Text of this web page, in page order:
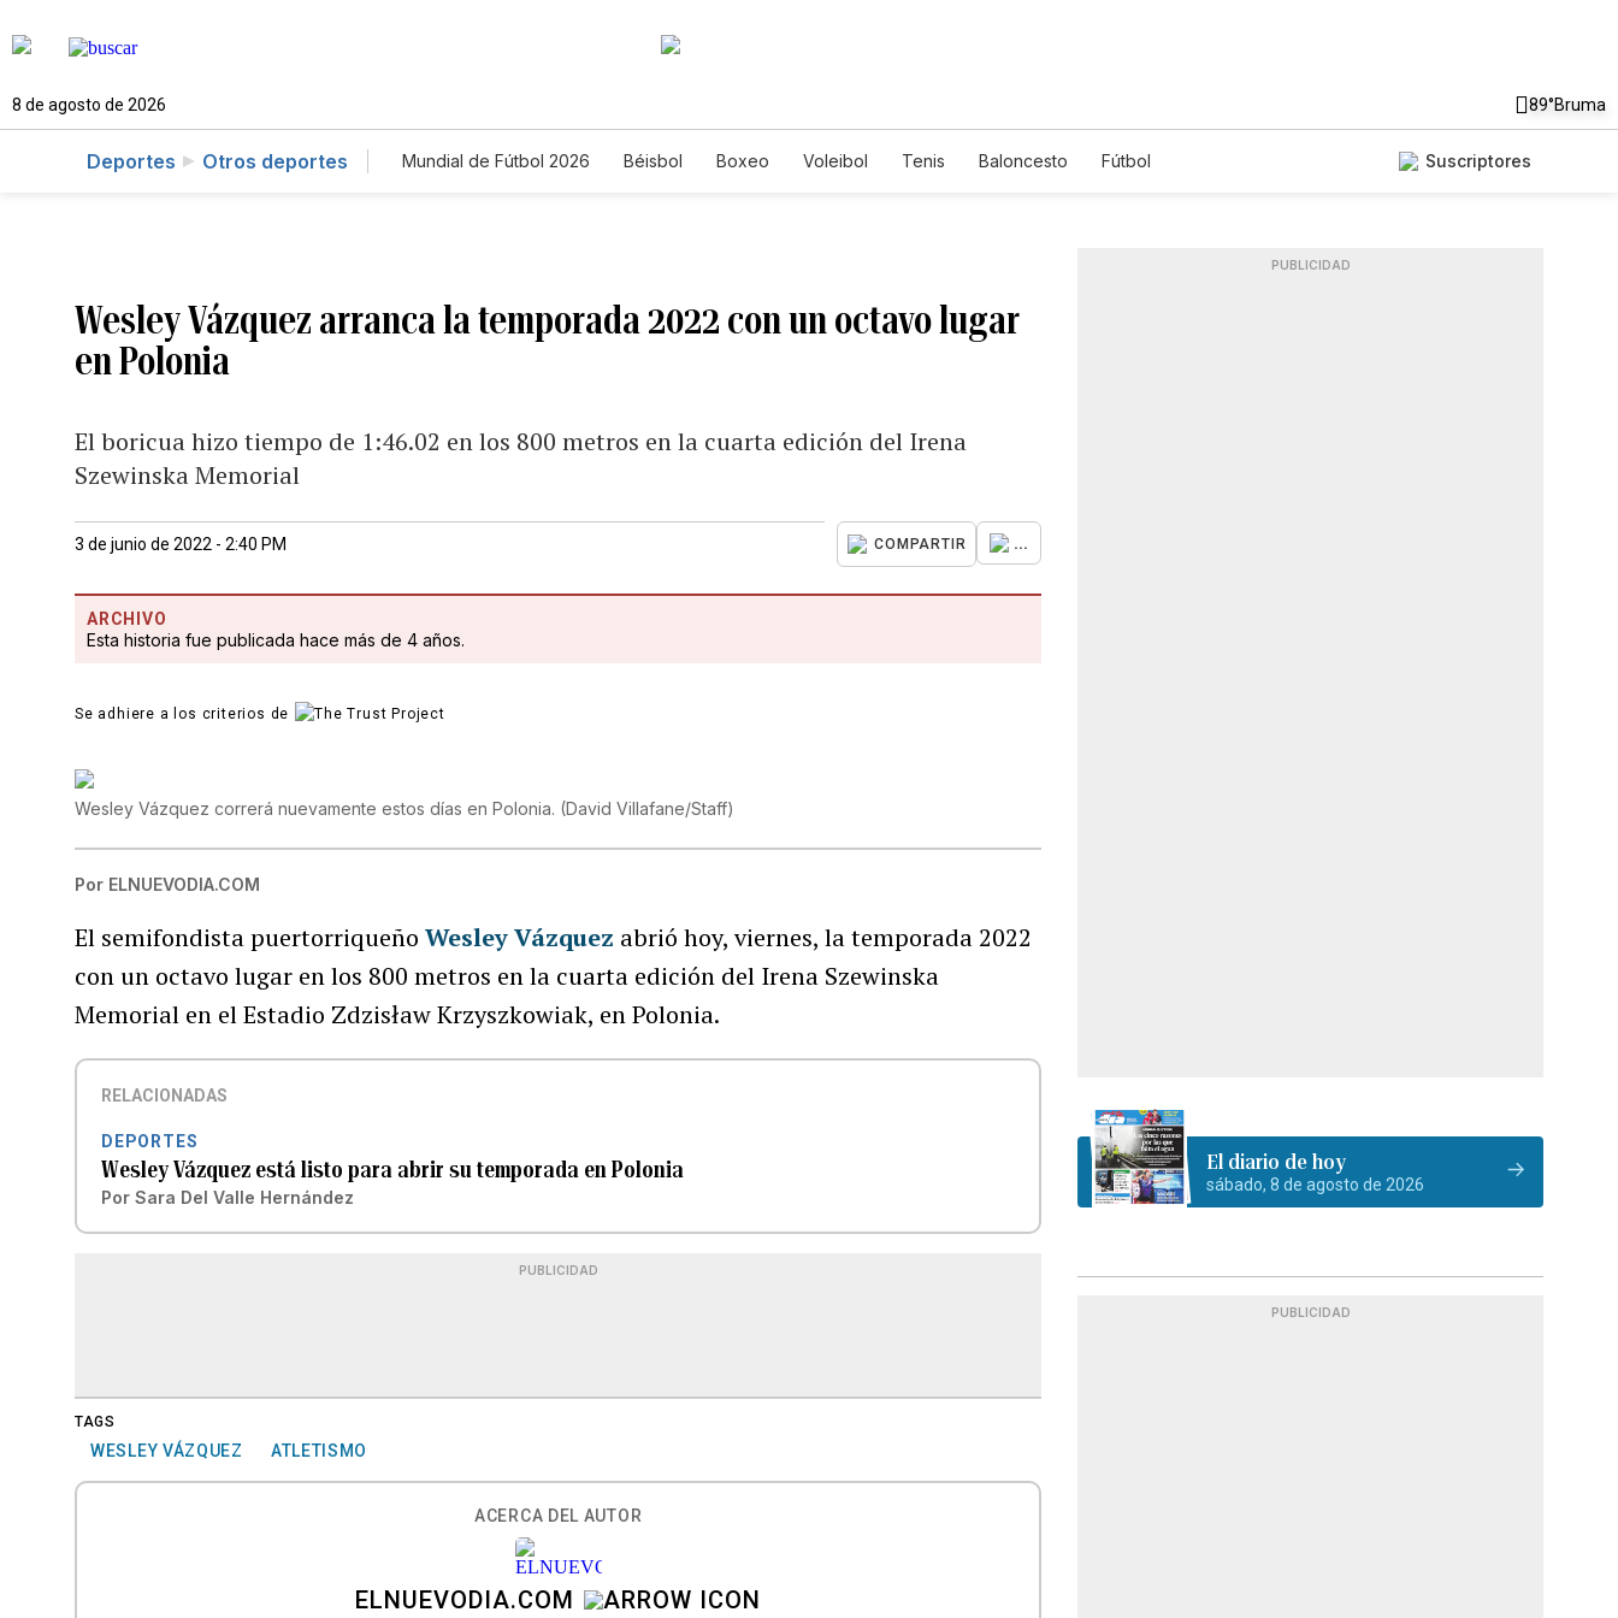
8 de agosto de 2026 89°Bruma
Deportes Otros deportes Mundial de Fútbol 2026 Béisbol Boxeo Voleibol Tenis Baloncesto Fútbol Suscriptores
Wesley Vázquez arranca la temporada 2022 con un octavo lugar
en Polonia
El boricua hizo tiempo de 1:46.02 en los 800 metros en la cuarta edición del Irena
Szewinska Memorial
3 de junio de 2022 - 2:40 PM COMPARTIR ...
ARCHIVO
Esta historia fue publicada hace más de 4 años.
Se adhiere a los criterios de
Wesley Vázquez correrá nuevamente estos días en Polonia. (David Villafane/Staff)
Por ELNUEVODIA.COM
El semifondista puertorriqueñoWesley Vázquez abrió hoy, viernes, la temporada 2022
con un octavo lugar en los 800 metros en la cuarta edición del Irena Szewinska
Memorial en el Estadio Zdzisław Krzyszkowiak, en Polonia.
RELACIONADAS
DEPORTES
Wesley Vázquez está listo para abrir su temporada en Polonia
Por Sara Del Valle Hernández
PUBLICIDAD
TAGS
WESLEY VÁZQUEZ ATLETISMO
ACERCA DEL AUTOR
ELNUEVODIA.COM
PUBLICIDAD
El diario de hoy
sábado, 8 de agosto de 2026
PUBLICIDAD